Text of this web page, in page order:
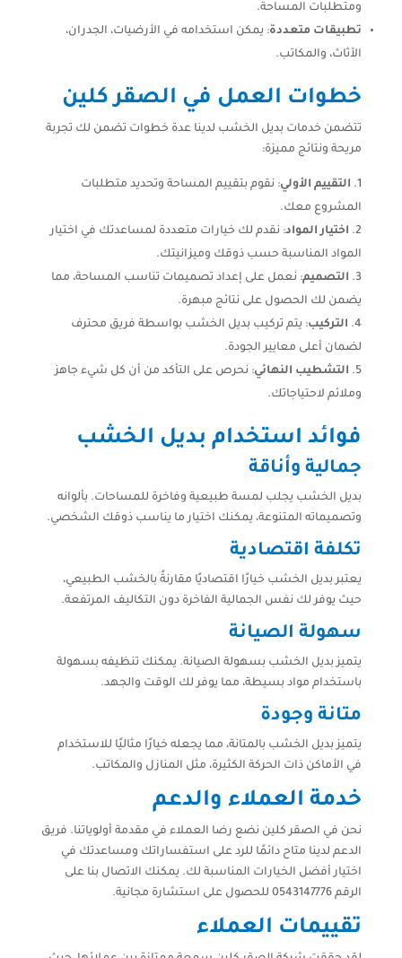
ومتطلبات المساحة.
تطبيقات متعددة: يمكن استخدامه في الأرضيات، الجدران،
الأثاث، والمكاتب.
خطوات العمل في الصقر كلين
تتضمن خدمات بديل الخشب لدينا عدة خطوات تضمن لك تجربة
مريحة ونتائج مميزة:
التقييم الأولي: نقوم بتقييم المساحة وتحديد متطلبات
المشروع معك.
اختيار المواد: نقدم لك خيارات متعددة لمساعدتك في اختيار
المواد المناسبة حسب ذوقك وميزانيتك.
التصميم: نعمل على إعداد تصميمات تناسب المساحة، مما
يضمن لك الحصول على نتائج مبهرة.
التركيب: يتم تركيب بديل الخشب بواسطة فريق محترف
لضمان أعلى معايير الجودة.
التشطيب النهائي: نحرص على التأكد من أن كل شيء جاهز
وملائم لاحتياجاتك.
فوائد استخدام بديل الخشب
جمالية وأناقة
بديل الخشب يجلب لمسة طبيعية وفاخرة للمساحات. بألوانه
وتصميماته المتنوعة، يمكنك اختيار ما يناسب ذوقك الشخصي.
تكلفة اقتصادية
يعتبر بديل الخشب خيارًا اقتصاديًا مقارنةً بالخشب الطبيعي،
حيث يوفر لك نفس الجمالية الفاخرة دون التكاليف المرتفعة.
سهولة الصيانة
يتميز بديل الخشب بسهولة الصيانة. يمكنك تنظيفه بسهولة
باستخدام مواد بسيطة، مما يوفر لك الوقت والجهد.
متانة وجودة
يتميز بديل الخشب بالمتانة، مما يجعله خيارًا مثاليًا للاستخدام
في الأماكن ذات الحركة الكثيرة، مثل المنازل والمكاتب.
خدمة العملاء والدعم
نحن في الصقر كلين نضع رضا العملاء في مقدمة أولوياتنا. فريق
الدعم لدينا متاح دائمًا للرد على استفساراتك ومساعدتك في
اختيار أفضل الخيارات المناسبة لك. يمكنك الاتصال بنا على
الرقم 0543147776 للحصول على استشارة مجانية.
تقييمات العملاء